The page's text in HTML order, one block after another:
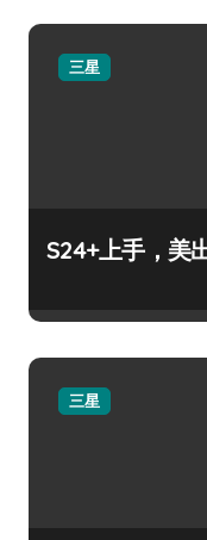
三星
S24+上手，美
三星